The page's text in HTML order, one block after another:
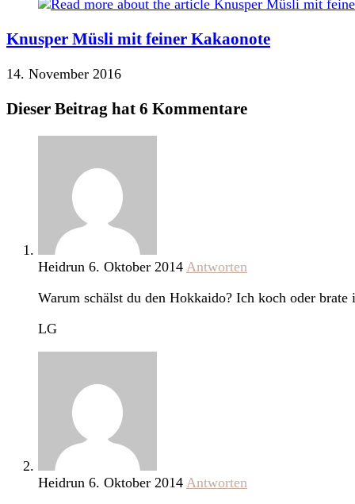
Knusper Müsli mit feiner Kakaonote
14. November 2016
Dieser Beitrag hat 6 Kommentare
Heidrun 6. Oktober 2014 Antworten
Warum schälst du den Hokkaido? Ich koch oder
LG
Heidrun 6. Oktober 2014 Antworten